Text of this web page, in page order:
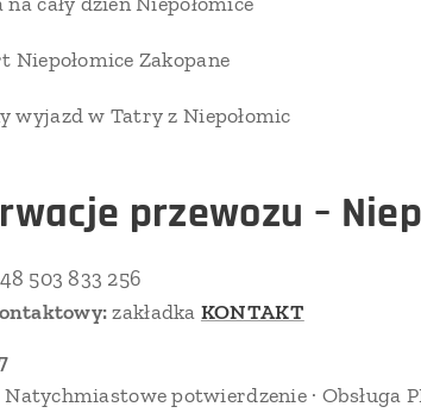
Niepołomice Zakopane
wyjazd w Tatry z Niepołomic
przewozu –
503 833 256
zakładka KONTAKT
Natychmiastowe potwierdzenie · Obsługa